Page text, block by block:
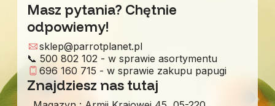
Masz pytania? Chętnie
odpowiemy!
696 160 715 - w sprawie zakupu papugi
📞 500 802 102 - w sprawie asortymentu
sklep@parrotplanet.pl
Znajdziesz nas tutaj